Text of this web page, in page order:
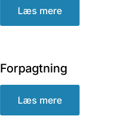
Læs mere
Forpagtning
Læs mere